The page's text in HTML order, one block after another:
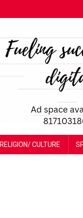
RELIGION/ CULTURE